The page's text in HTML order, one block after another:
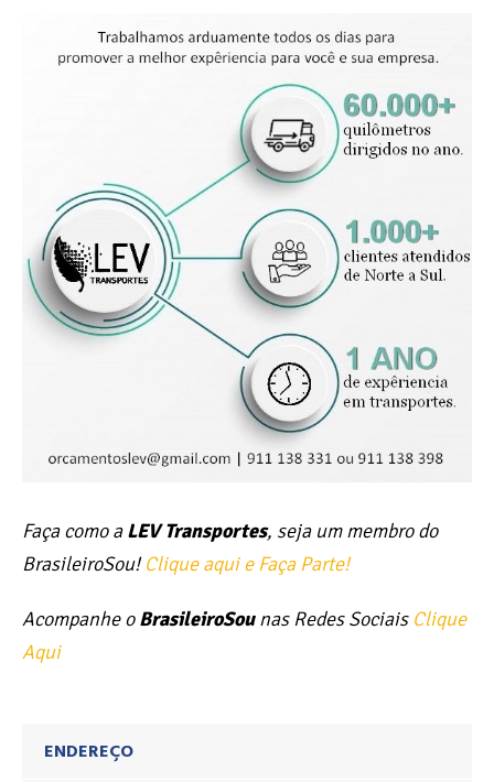
Faça como aLEV Transportes, seja um membro do
BrasileiroSou!Clique aqui e Faça Parte!
Acompanhe oBrasileiroSounas Redes Sociais Clique
Aqui
ENDEREÇO